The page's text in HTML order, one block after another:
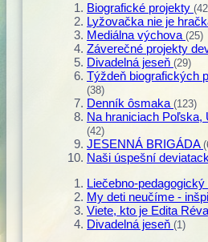
Biografické projekty
Lyžovačka nie je
Mediálna výchova (25)
Záverečné projekty
Divadelná jeseň (29)
Týždeň biografických
(38)
Denník ôsmaka (123)
Na hraniciach Poľska,
(42)
JESENNÁ BRIGÁDA
Naši úspešní
Liečebno-
My deti neučíme -
Viete, kto je Edita
Divadelná jeseň (1)